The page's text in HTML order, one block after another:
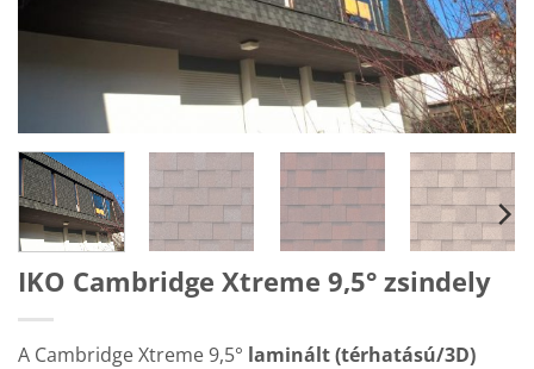
IKO Cambridge Xtreme 9,5° zsindely
A Cambridge Xtreme 9,5° laminált (térhatású/3D)